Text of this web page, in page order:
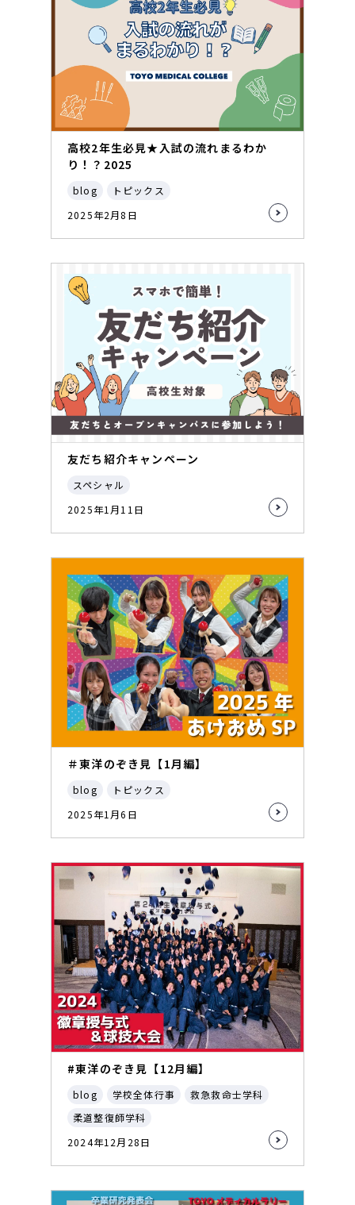
高校2年生必見★入試の流れまるわか
り！？2025
blog
トピックス
2025年2月8日
友だち紹介キャンペーン
スペシャル
2025年1月11日
＃東洋のぞき見【1月編】
blog
トピックス
2025年1月6日
#東洋のぞき見【12月編】
blog 学校全体行事
救急救命士学科
柔道整復師学科
2024年12月28日